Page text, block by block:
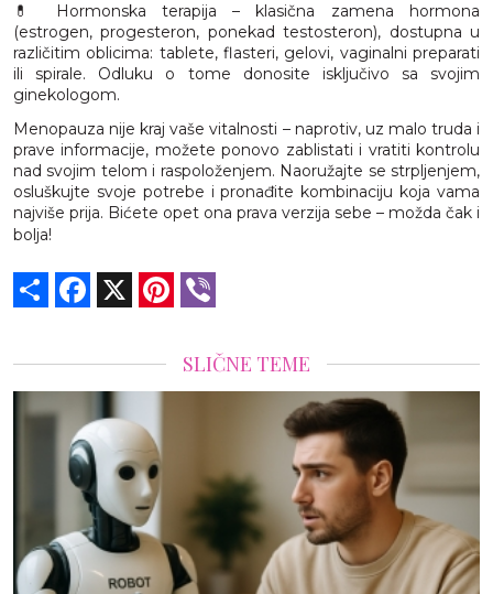
💊 Hormonska terapija – klasična zamena hormona
(estrogen, progesteron, ponekad testosteron), dostupna u
različitim oblicima: tablete, flasteri, gelovi, vaginalni preparati
ili spirale. Odluku o tome donosite isključivo sa svojim
ginekologom.
Menopauza nije kraj vaše vitalnosti – naprotiv, uz malo truda i
prave informacije, možete ponovo zablistati i vratiti kontrolu
nad svojim telom i raspoloženjem. Naoružajte se strpljenjem,
osluškujte svoje potrebe i pronađite kombinaciju koja vama
najviše prija. Bićete opet ona prava verzija sebe – možda čak i
bolja!
Share Facebook Pinterest
SLIČNE TEME